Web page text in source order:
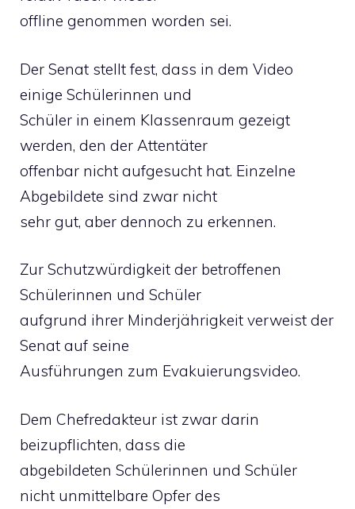
offline genommen worden sei.
Der Senat stellt fest, dass in dem Video
einige Schülerinnen und
Schüler in einem Klassenraum gezeigt
werden, den der Attentäter
offenbar nicht aufgesucht hat. Einzelne
Abgebildete sind zwar nicht
sehr gut, aber dennoch zu erkennen.
Zur Schutzwürdigkeit der betroffenen
Schülerinnen und Schüler
aufgrund ihrer Minderjährigkeit verweist der
Senat auf seine
Ausführungen zum Evakuierungsvideo.
Dem Chefredakteur ist zwar darin
beizupflichten, dass die
abgebildeten Schülerinnen und Schüler
nicht unmittelbare Opfer des